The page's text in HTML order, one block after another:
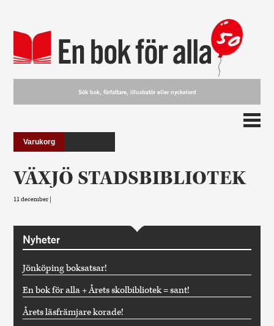
Varukorg
VÄXJÖ STADSBIBLIOTEK
11 december |
Nyheter
Jönköping boksatsar!
En bok för alla + Årets skolbibliotek = sant!
Årets läsfrämjare korade!